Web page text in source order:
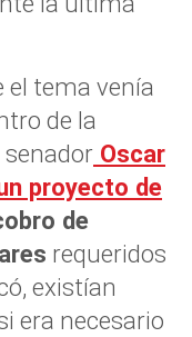
el tema venía
de la
Oscar
proyecto de
de
requeridos
existían
era necesario